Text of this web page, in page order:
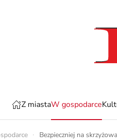
Z miastaW gospodarce
Bezpieczniej na